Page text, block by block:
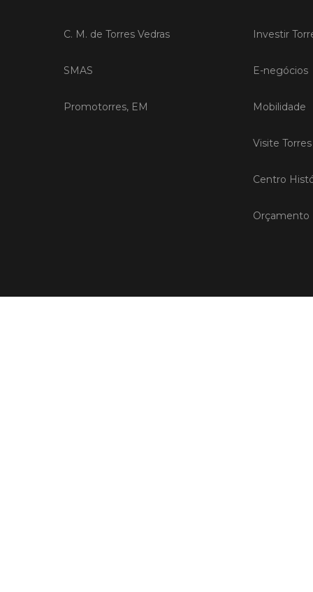
C. M. de Torres Vedras
SMAS
Promotorres, EM
Investir
E-negócios
Mobilidade
Visite
Centro
Orçamento